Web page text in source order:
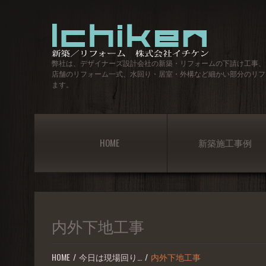
弊社は、デザイナーズ設計会社の新築・リフォームの下請け工事
店舗のリフォーム一式、水回り・居室・外構など細かい部分のリ
ます。
HOME 新築施工事例
内外下地工事
HOME 今日は現場回り… 内外下地工事